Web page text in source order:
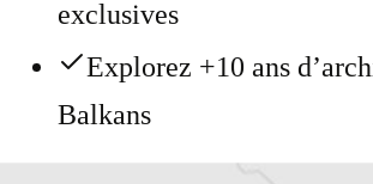
exclusives
Explorez +10 ans
Balkans